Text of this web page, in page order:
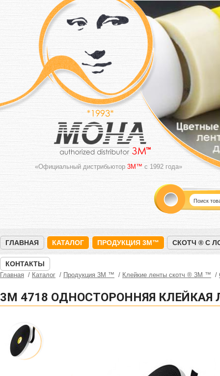
«Официальный дистрибьютор 3M™ с 1992 года»
ГЛАВНАЯ КАТАЛОГ ПРОДУКЦИЯ 3M™ СКОТЧ ® С
КОНТАКТЫ
Главная Каталог Продукция 3M ™ Клейкие ленты скотч ® 3M ™
3M 4718 ОДНОСТОРОННЯЯ